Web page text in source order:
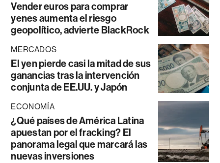
Vender euros para comprar
yenes aumenta el riesgo
geopolítico, advierte BlackRock
MERCADOS
El yen pierde casi la mitad de sus
ganancias tras la intervención
conjunta de EE.UU. y Japón
ECONOMÍA
¿Qué países de América Latina
apuestan por el fracking? El
panorama legal que marcará las
nuevas inversiones